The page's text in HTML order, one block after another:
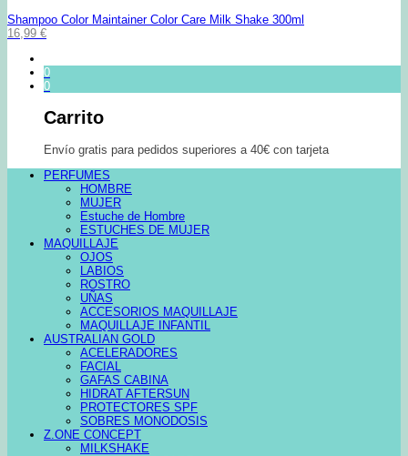
Shampoo Color Maintainer Color Care Milk Shake 300ml
16,99 €
0
0
Carrito
Envío gratis para pedidos superiores a 40€ con tarjeta
PERFUMES
HOMBRE
MUJER
Estuche de Hombre
ESTUCHES DE MUJER
MAQUILLAJE
OJOS
LABIOS
ROSTRO
UÑAS
ACCESORIOS MAQUILLAJE
MAQUILLAJE INFANTIL
AUSTRALIAN GOLD
ACELERADORES
FACIAL
GAFAS CABINA
HIDRAT AFTERSUN
PROTECTORES SPF
SOBRES MONODOSIS
Z.ONE CONCEPT
MILKSHAKE